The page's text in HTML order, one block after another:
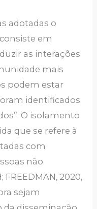
adotadas o
em
as interações
mais
podem estar
identificados
O isolamento
que se refere à
com
não
FREEDMAN, 2020,
sejam